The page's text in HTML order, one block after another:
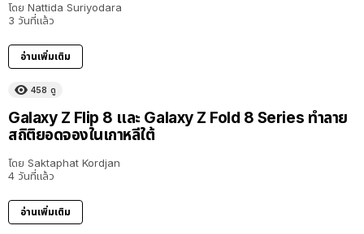
โดย Nattida Suriyodara
3 วันที่แล้ว
อ่านเพิ่มเติม
458 ดู
Galaxy Z Flip 8 และ Galaxy Z Fold 8 Series ทำลาย
สถิติยอดจองในเกาหลีใต้
โดย Saktaphat Kordjan
4 วันที่แล้ว
อ่านเพิ่มเติม